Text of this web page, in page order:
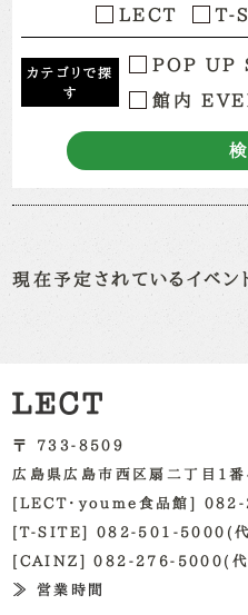
LECT T-
カテゴリで探
す
POP UP
館内
現在予定されているイベン
〒 733-8509
広島県広島市西区扇二丁目1
[LECT・youme食品館]
[T-SITE] 082-501-5000(
[CAINZ] 082-276-5000(代
≫ 営業時間